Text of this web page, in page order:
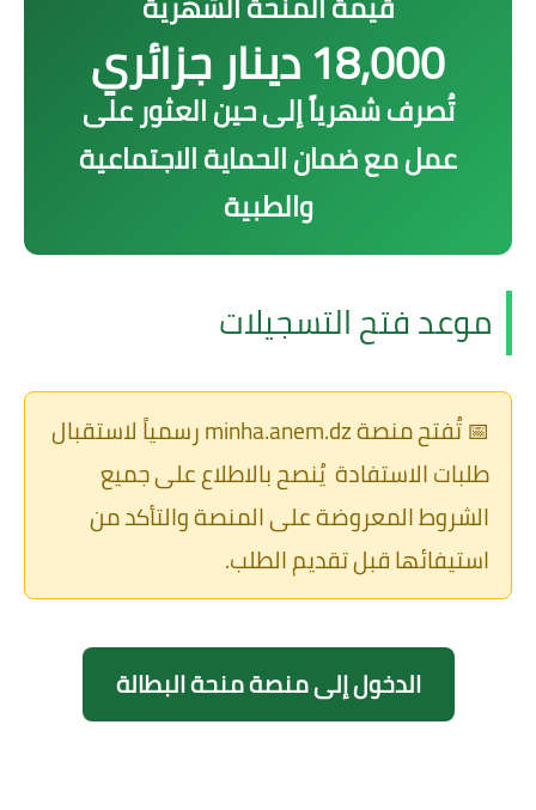
18,000 دينار جزائري
تُصرف شهرياً إلى حين العثور على
عمل مع ضمان الحماية الاجتماعية
والطبية
موعد فتح التسجيلات
📅 تُفتح منصةminha.anem.dzرسمياً لاستقبال
طلبات الاستفادة يُنصح بالاطلاع على جميع
الشروط المعروضة على المنصة والتأكد من
استيفائها قبل تقديم الطلب.
الدخول إلى منصة منحة البطالة